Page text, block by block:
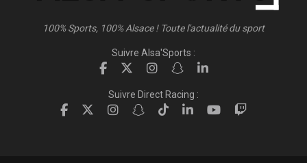
100% Sports, 100% Alsace ! Toute l'actualité du sport
Suivre Alsa'Sports :
Suivre Direct Racing :